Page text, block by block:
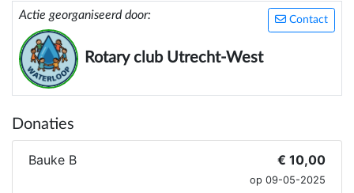
Inmiddels hebben we al ruim 40 scholen in Arusha
en Mwanza, met in totaal 61.000 leerlingen
geholpen. Een projectplan voor 13 scholen in
Arusha is in voorbereiding, waarmee Arusha de
eerste stad in Oost Afrika is die volledig voorzien is
van toiletten op de openbare basis scholen.
Contact
Actie georganiseerd door:
Rotary club Utrecht-West
Donaties
Bauke B € 10,00
op 09-05-2025